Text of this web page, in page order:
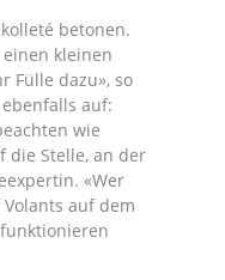
betonen.
kleinen
Fülle dazu», so
auf:
wie
die Stelle, an der
«Wer
auf dem